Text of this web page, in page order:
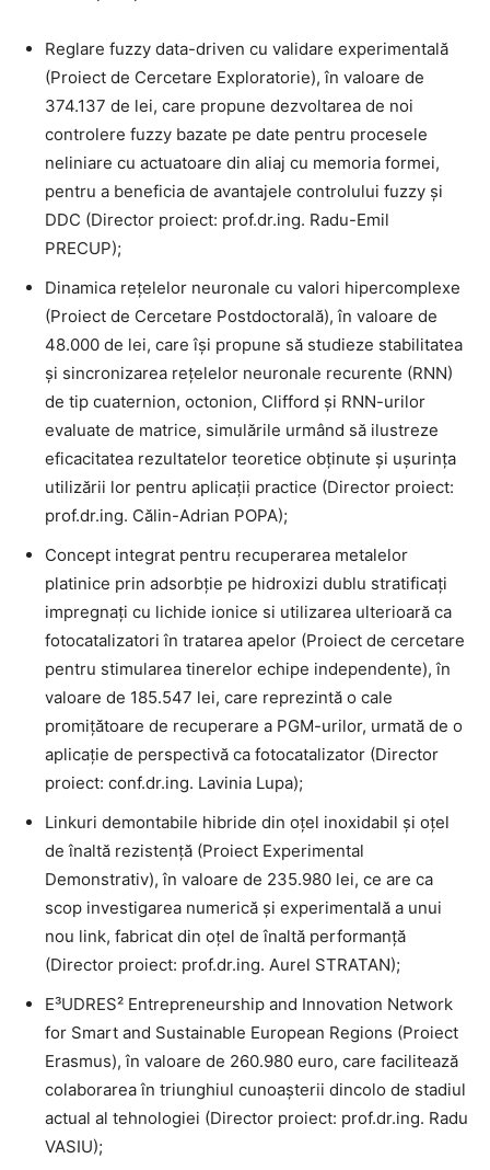
Reglare fuzzy data-driven cu validare experimentală
(Proiect de Cercetare Exploratorie), în valoare de
374.137 de lei, care propune dezvoltarea de noi
controlere fuzzy bazate pe date pentru procesele
neliniare cu actuatoare din aliaj cu memoria formei,
pentru a beneficia de avantajele controlului fuzzy și
DDC (Director proiect: prof.dr.ing. Radu-Emil
PRECUP);
Dinamica rețelelor neuronale cu valori hipercomplexe
(Proiect de Cercetare Postdoctorală), în valoare de
48.000 de lei, care își propune să studieze stabilitatea
și sincronizarea rețelelor neuronale recurente (RNN)
de tip cuaternion, octonion, Clifford și RNN-urilor
evaluate de matrice, simulările urmând să ilustreze
eficacitatea rezultatelor teoretice obținute și ușurința
utilizării lor pentru aplicații practice (Director proiect:
prof.dr.ing. Călin-Adrian POPA);
Concept integrat pentru recuperarea metalelor
platinice prin adsorbție pe hidroxizi dublu stratificați
impregnați cu lichide ionice si utilizarea ulterioară ca
fotocatalizatori în tratarea apelor (Proiect de cercetare
pentru stimularea tinerelor echipe independente), în
valoare de 185.547 lei, care reprezintă o cale
promițătoare de recuperare a PGM-urilor, urmată de o
aplicație de perspectivă ca fotocatalizator (Director
proiect: conf.dr.ing. Lavinia Lupa);
Linkuri demontabile hibride din oțel inoxidabil și oțel
de înaltă rezistență (Proiect Experimental
Demonstrativ), în valoare de 235.980 lei, ce are ca
scop investigarea numerică și experimentală a unui
nou link, fabricat din oțel de înaltă performanță
(Director proiect: prof.dr.ing. Aurel STRATAN);
E³UDRES² Entrepreneurship and Innovation Network
for Smart and Sustainable European Regions (Proiect
Erasmus), în valoare de 260.980 euro, care facilitează
colaborarea în triunghiul cunoașterii dincolo de stadiul
actual al tehnologiei (Director proiect: prof.dr.ing. Radu
VASIU);